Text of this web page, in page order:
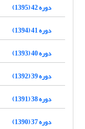
دوره 42 (1395)
دوره 41 (1394)
دوره 40 (1393)
دوره 39 (1392)
دوره 38 (1391)
دوره 37 (1390)